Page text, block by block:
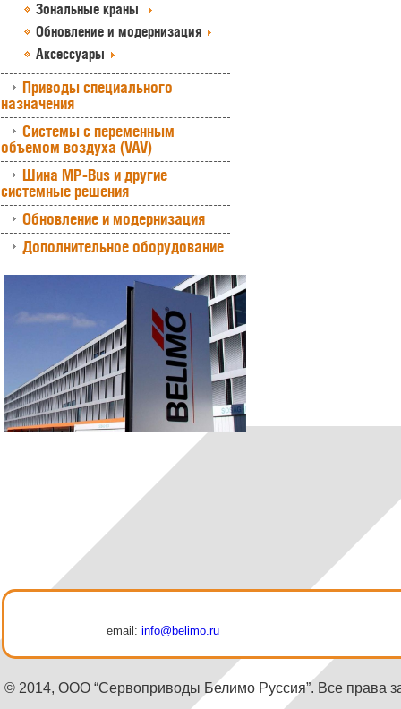
Зональные краны
Обновление и модернизация
Аксессуары
Приводы специального
назначения
Системы с переменным
объемом воздуха (VAV)
Шина MP-Bus и другие
системные решения
Обновление и модернизация
Дополнительное оборудование
email: info@belimo.ru
© 2014, ООО “Сервоприводы Белимо Руссия”. Все права